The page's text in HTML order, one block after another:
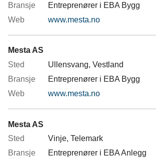
Entreprenører i EBA Bygg
www.mesta.no
Mesta AS
Ullensvang, Vestland
Entreprenører i EBA Bygg
www.mesta.no
Mesta AS
Vinje, Telemark
Entreprenører i EBA Anlegg